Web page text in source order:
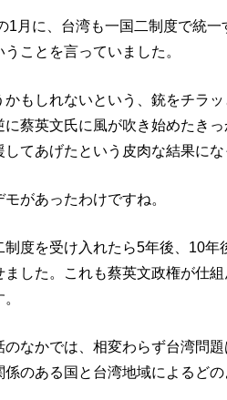
1月に、台湾も一国二制度で統一
ことを言っていました。
もしれないという、銃をチラ
蔡英文氏に風が吹き始めたき
てあげたという皮肉な結果にな
があったわけですね。
度を受け入れたら5年後、10年
した。これも蔡英文政権が仕
なかでは、相変わらず台湾問
のある国と台湾地域によるど